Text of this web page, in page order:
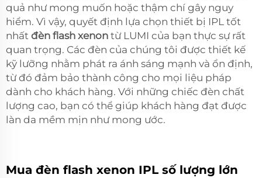
quả như mong muốn hoặc thậm chí gây nguy
hiểm. Vì vậy, quyết định lựa chọn thiết bị IPL tốt
nhất đèn flash xenon từ LUMI của bạn thực sự rất
quan trọng. Các đèn của chúng tôi được thiết kế
kỹ lưỡng nhằm phát ra ánh sáng mạnh và ổn định,
từ đó đảm bảo thành công cho mọi liệu pháp
dành cho khách hàng. Với những chiếc đèn chất
lượng cao, bạn có thể giúp khách hàng đạt được
làn da mềm mịn như mong ước.
Mua đèn flash xenon IPL số lượng lớn